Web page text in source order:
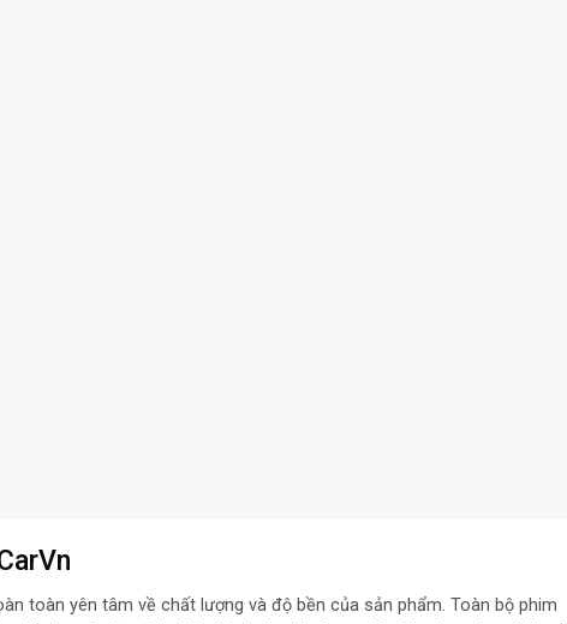
toàn yên tâm về chất lượng và độ bền của sản phẩm. Toàn bộ phim